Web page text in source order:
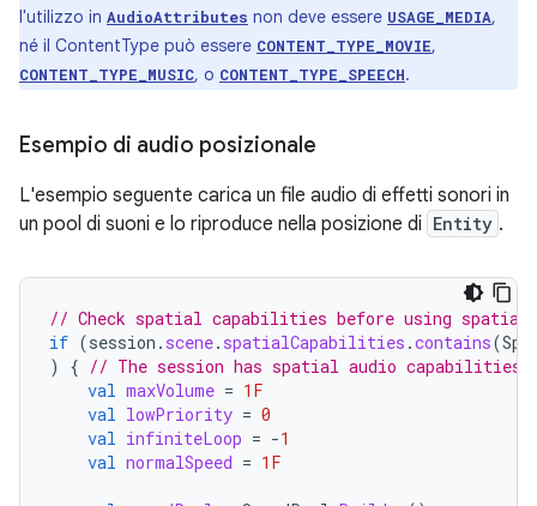
l'utilizzo in AudioAttributes non deve essere USAGE_MEDIA,
né il ContentType può essere CONTENT_TYPE_MOVIE,
CONTENT_TYPE_MUSIC, o CONTENT_TYPE_SPEECH.
Esempio di audio posizionale
L'esempio seguente carica un file audio di effetti sonori in
un pool di suoni e lo riproduce nella posizione di Entity .
// Check spatial capabilities before using spatial
if (session . scene. spatialCapabilities .contains(
)
{ // The session has spatial audio capabilities
val maxVolume = 1F
val lowPriority = 0
val infiniteLoop = -1
val normalSpeed = 1F